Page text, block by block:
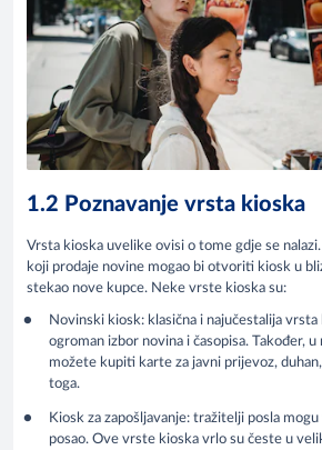
1.2 Poznavanje vrsta kioska
Vrsta kioska uvelike ovisi o tome gdje se
koji prodaje novine mogao bi otvoriti kiosk u
stekao nove kupce. Neke vrste kioska su:
Novinski kiosk: klasična i najučestalija
ogroman izbor novina i časopisa. Također,
možete kupiti karte za javni prijevoz,
toga.
Kiosk za zapošljavanje: tražitelji posla
posao. Ove vrste kioska vrlo su česte u